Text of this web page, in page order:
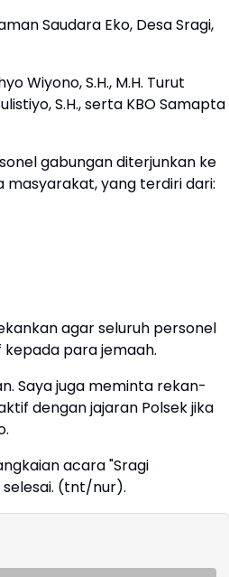
Saudara Eko, Desa Sragi,
Wiyono, S.H., M.H. Turut
S.H., serta KBO Samapta
gabungan diterjunkan ke
masyarakat, yang terdiri dari:
agar seluruh personel
para jemaah.
Saya juga meminta rekan-
dengan jajaran Polsek jika
acara "Sragi
(tnt/nur).